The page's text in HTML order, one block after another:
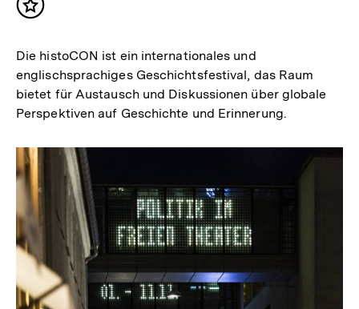
Inhalt
Die histoCON ist ein internationales und
englischsprachiges Geschichtsfestival, das Raum
bietet für Austausch und Diskussionen über globale
Perspektiven auf Geschichte und Erinnerung.